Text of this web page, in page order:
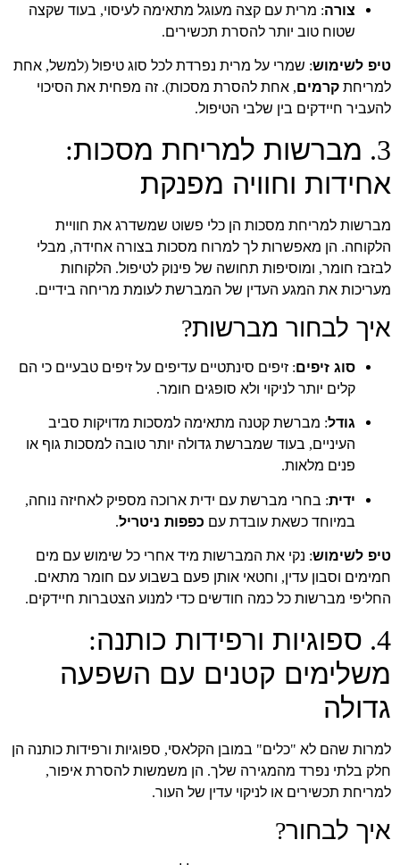
צורה: מרית עם קצה מעוגל מתאימה לעיסוי, בעוד שקצה
שטוח טוב יותר להסרת תכשירים.
טיפ לשימוש: שמרי על מרית נפרדת לכל סוג טיפול (למשל, אחת
למריחת קרמים, אחת להסרת מסכות). זה מפחית את הסיכוי
להעביר חיידקים בין שלבי הטיפול.
3. מברשות למריחת מסכות:
אחידות וחוויה מפנקת
מברשות למריחת מסכות הן כלי פשוט שמשדרג את חוויית
הלקוחה. הן מאפשרות לך למרוח מסכות בצורה אחידה, מבלי
לבזבז חומר, ומוסיפות תחושה של פינוק לטיפול. הלקוחות
מעריכות את המגע העדין של המברשת לעומת מריחה בידיים.
איך לבחור מברשות?
סוג זיפים: זיפים סינתטיים עדיפים על זיפים טבעיים כי הם
קלים יותר לניקוי ולא סופגים חומר.
גודל: מברשת קטנה מתאימה למסכות מדויקות סביב
העיניים, בעוד שמברשת גדולה יותר טובה למסכות גוף או
פנים מלאות.
ידית: בחרי מברשת עם ידית ארוכה מספיק לאחיזה נוחה,
במיוחד כשאת עובדת עם כפפות ניטריל.
טיפ לשימוש: נקי את המברשות מיד אחרי כל שימוש עם מים
חמימים וסבון עדין, וחטאי אותן פעם בשבוע עם חומר מתאים.
החליפי מברשות כל כמה חודשים כדי למנוע הצטברות חיידקים.
4. ספוגיות ורפידות כותנה:
משלימים קטנים עם השפעה
גדולה
למרות שהם לא "כלים" במובן הקלאסי, ספוגיות ורפידות כותנה הן
חלק בלתי נפרד מהמגירה שלך. הן משמשות להסרת איפור,
למריחת תכשירים או לניקוי עדין של העור.
איך לבחור?